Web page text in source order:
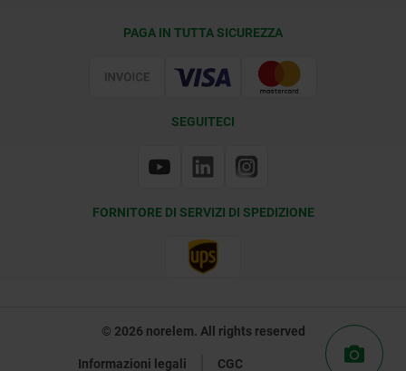
PAGA IN TUTTA SICUREZZA
SEGUITECI
FORNITORE DI SERVIZI DI SPEDIZIONE
© 2026 norelem. All rights reserved
Informazioni legali CGC